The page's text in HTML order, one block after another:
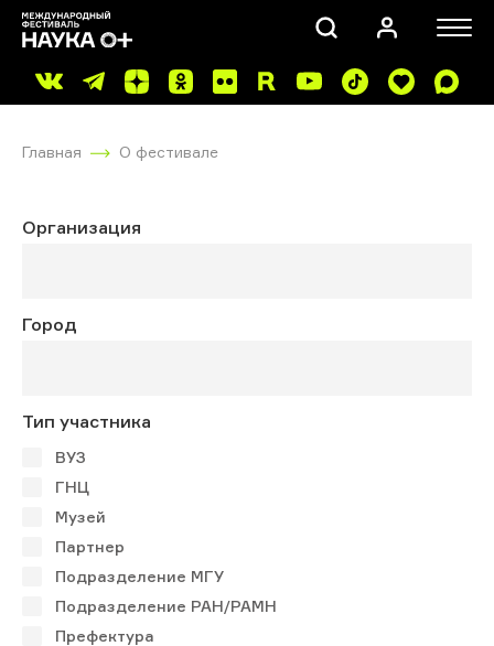
Главная О фестивале
Организация
Город
Тип участника
ВУЗ
ГНЦ
Музей
Партнер
Подразделение МГУ
Подразделение РАН/РАМН
Префектура